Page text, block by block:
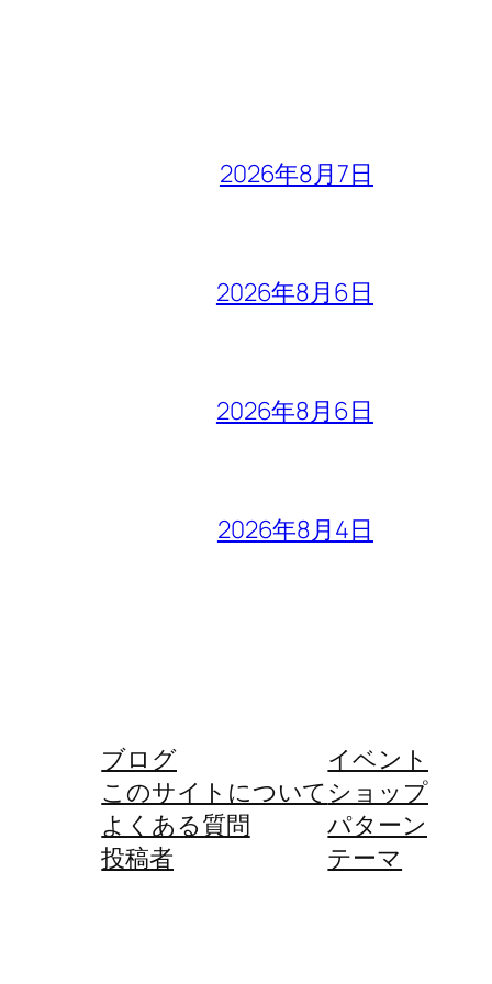
2026年8月7日
2026年8月6日
2026年8月6日
2026年8月4日
ブログ
このサイトについて
よくある質問
投稿者
イベント
ショップ
パターン
テーマ